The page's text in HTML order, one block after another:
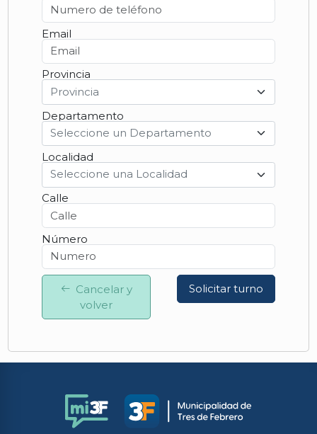
Email
Provincia
Provincia
Departamento
Seleccione un Departamento
Localidad
Seleccione una Localidad
Calle
Número
Cancelar y
volver
Solicitar turno